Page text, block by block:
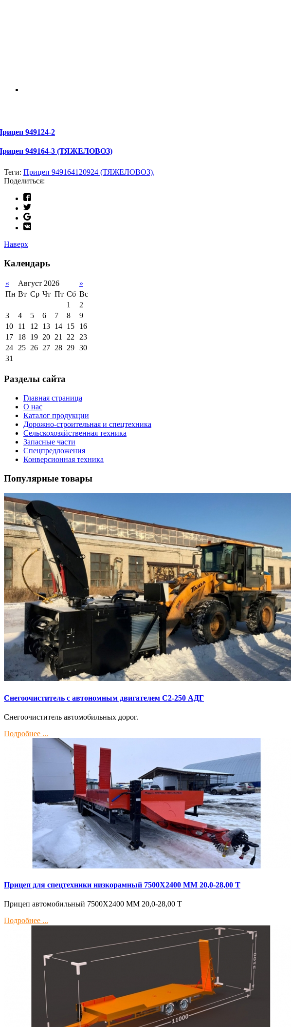
949124-2
949164-3 (ТЯЖЕЛОВОЗ)
Теги: Прицеп 949164120924 (ТЯЖЕЛОВОЗ),
Поделиться:
Наверх
Календарь
« Август 2026
»
Пн Вт Ср Чт Пт Сб Вс
1
2
3
4 5 6 7 8
9
10
11 12 13 14 15
16
17
18 19 20 21 22 23
24 25 26 27 28 29 30
31
Разделы сайта
Главная страница
О нас
Каталог продукции
Дорожно-строительная и спецтехника
Сельскохозяйственная техника
Запасные части
Спецпредложения
Конверсионная техника
Популярные товары
Снегоочиститель с автономным двигателем С2-250 АДГ
Снегоочиститель автомобильных дорог.
Подробнее ...
Прицеп для спецтехники низкорамный 7500Х2400 ММ 20,0-28,00 Т
Прицеп автомобильный 7500Х2400 ММ 20,0-28,00 Т
Подробнее ...